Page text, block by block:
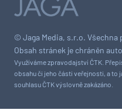
© Jaga Media, s.r.o. Všechna
Obsah stránek je chráněn
Využíváme zpravodajství ČTK.
obsahu či jeho části veřejnosti, a to
souhlasu ČTK výslovně zakázáno.